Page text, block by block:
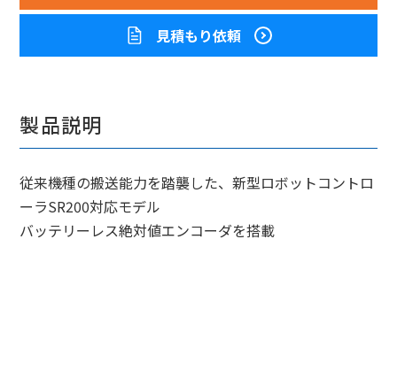
見積もり依頼
製品説明
従来機種の搬送能力を踏襲した、新型ロボットコントロ
ーラSR200対応モデル
バッテリーレス絶対値エンコーダを搭載